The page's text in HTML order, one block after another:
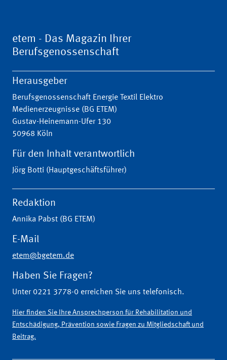
etem - Das Magazin Ihrer
Berufsgenossenschaft
Herausgeber
Berufsgenossenschaft Energie Textil Elektro
Medienerzeugnisse (BG ETEM)
Gustav-Heinemann-Ufer 130
50968 Köln
Für den Inhalt verantwortlich
Jörg Botti (Hauptgeschäftsführer)
Redaktion
Annika Pabst (BG ETEM)
E-Mail
etem@bgetem.de
Haben Sie Fragen?
Unter 0221 3778-0 erreichen Sie uns telefonisch.
Hier finden Sie Ihre Ansprechperson für Rehabilitation und
Entschädigung, Prävention sowie Fragen zu Mitgliedschaft und
Beitrag.